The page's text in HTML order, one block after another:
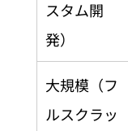
スタム開
発）
大規模（フ
ルスクラッ